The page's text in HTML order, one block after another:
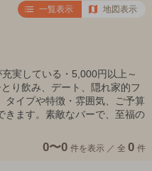
一覧表示 地図表示
実している・5,000円以上～
り飲み、デート、隠れ家的フ
タイプや特徴・雰囲気、ご予算
きます。素敵なバーで、至福の
0〜0 件を表示 ／ 全 0 件